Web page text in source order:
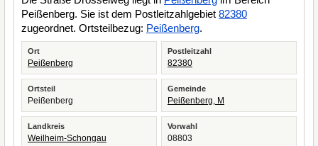
Peißenberg. Sie ist dem Postleitzahlgebiet 82380
zugeordnet. Ortsteilbezug: Peißenberg.
Ort
Peißenberg
Postleitzahl
82380
Ortsteil
Peißenberg
Gemeinde
Peißenberg, M
Landkreis
Weilheim-Schongau
Vorwahl
08803